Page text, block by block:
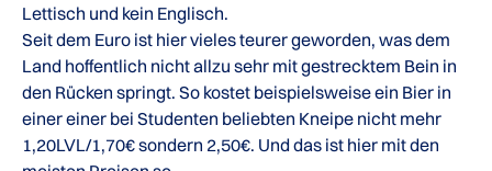
Lettisch und kein Englisch.
Seit dem Euro ist hier vieles teurer geworden, was dem
Land hoffentlich nicht allzu sehr mit gestrecktem Bein in
den Rücken springt. So kostet beispielsweise ein Bier in
einer einer bei Studenten beliebten Kneipe nicht mehr
1,20LVL/1,70€ sondern 2,50€. Und das ist hier mit den